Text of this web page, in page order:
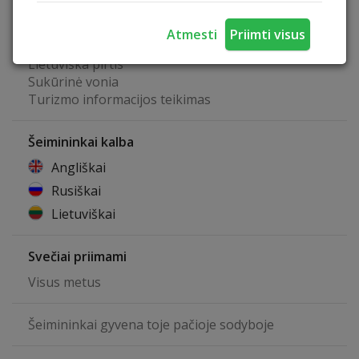
Atmesti Priimti visus
Lietuviška pirtis
Sukūrinė vonia
Turizmo informacijos teikimas
Šeimininkai kalba
Angliškai
Rusiškai
Lietuviškai
Svečiai priimami
Visus metus
Šeimininkai gyvena toje pačioje sodyboje